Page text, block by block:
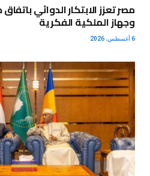
مصر تعزز الابتكار الدوائي
وجهاز الملكية الفكرية
6 أغسطس، 2026